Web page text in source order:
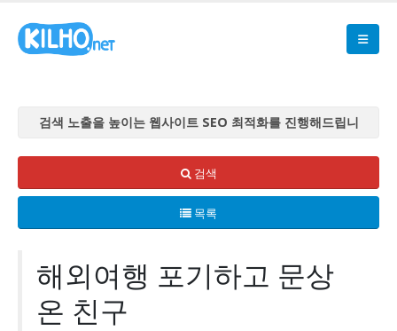
검색 노출을 높이는 웹사이트 SEO 최적화를 진행해드립니
검색 노출을 높이는 웹사이트 SEO 최적화를 진행해드립니
다
검색 노출을 높이는 웹사이트 SEO 최적화를 진행해드립니
검색 노출을 높이는 웹사이트 SEO 최적화를 진행해드립니
다
검색 노출을 높이는 웹사이트 SEO 최적화를 진행해드립니
검색
목록
해외여행 포기하고 문상
온 친구